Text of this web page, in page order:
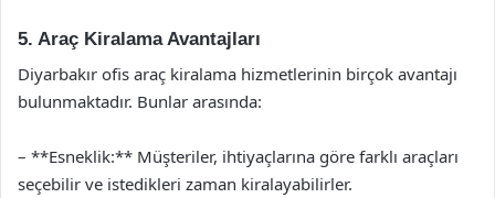
5. Araç Kiralama Avantajları
Diyarbakır ofis araç kiralama hizmetlerinin birçok avantajı
bulunmaktadır. Bunlar arasında:
– **Esneklik:** Müşteriler, ihtiyaçlarına göre farklı araçları
seçebilir ve istedikleri zaman kiralayabilirler.